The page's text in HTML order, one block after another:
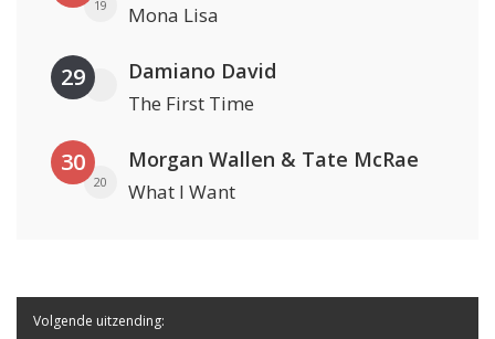
19 Mona Lisa
29 Damiano David
The First Time
30
20
Morgan Wallen & Tate McRae
What I Want
Volgende uitzending: